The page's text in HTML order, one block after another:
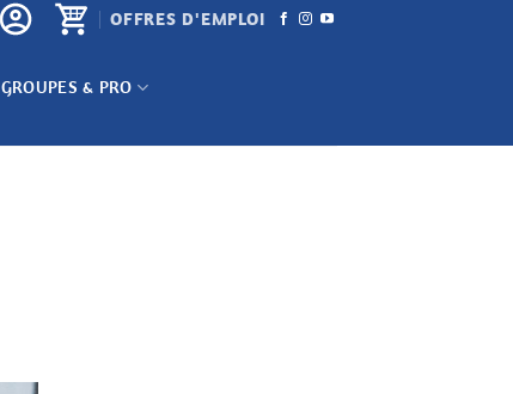
OFFRES D'EMPLOI
GROUPES & PRO